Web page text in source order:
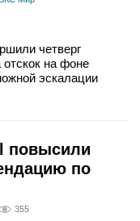
четверг
на фоне
эскалации
повысили
по
355